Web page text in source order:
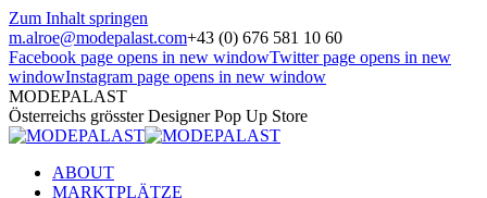
Zum Inhalt springen
m.alroe@modepalast.com+43 (0) 676 581 10 60
Facebook page opens in new windowTwitter page opens in new
windowInstagram page opens in new window
MODEPALAST
Österreichs grösster Designer Pop Up Store
ABOUT
MARKTPLÄTZE